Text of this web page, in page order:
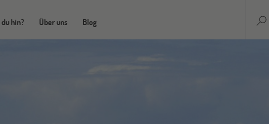
hin? Über uns Blog